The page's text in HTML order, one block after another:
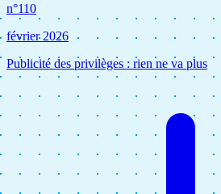
n°110
février 2026
Publicité des privilèges : rien ne va plus